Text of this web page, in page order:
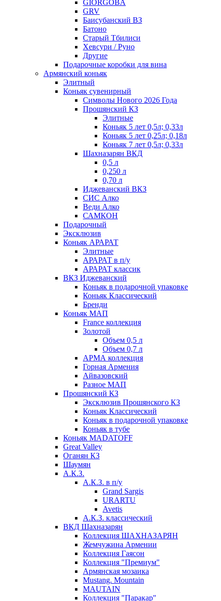
GIORGOBA
GRV
Баисубанский ВЗ
Батоно
Старый Тбилиси
Хевсури / Руно
Другие
Подарочные коробки для вина
Армянский коньяк
Элитный
Коньяк сувенирный
Символы Нового 2026 Года
Прошянский КЗ
Элитные
Коньяк 5 лет 0,5л; 0,33л
Коньяк 5 лет 0,25л; 0,18л
Коньяк 7 лет 0,5л; 0,33л
Шахназарян ВКД
0,5 л
0,250 л
0,70 л
Иджеванский ВКЗ
СИС Алко
Веди Алко
САМКОН
Подарочный
Эксклюзив
Коньяк АРАРАТ
Элитные
АРАРАТ в п/у
АРАРАТ классик
ВКЗ Иджеванский
Коньяк в подарочной упаковке
Коньяк Классический
Бренди
Коньяк МАП
France коллекция
Золотой
Объем 0,5 л
Объем 0,7 л
АРМА коллекция
Горная Армения
Айвазовский
Разное МАП
Прошянский КЗ
Эксклюзив Прошянского КЗ
Коньяк Классический
Коньяк в подарочной упаковке
Коньяк в тубе
Коньяк MADATOFF
Great Valley
Оганян КЗ
Шаумян
А.К.З.
А.К.З. в п/у
Grand Sargis
URARTU
Avetis
А.К.З. классический
ВКД Шахназарян
Коллекция ШАХНАЗАРЯН
Жемчужина Армении
Коллекция Гаясон
Коллекция "Премиум"
Армянская мозаика
Mustang. Mountain
MAUTAIN
Коллекция "Паракар"